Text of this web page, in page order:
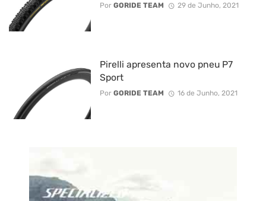
Por GORIDE TEAM 29 de Junho, 2021
Pirelli apresenta novo pneu P7
Sport
Por GORIDE TEAM 16 de Junho, 2021